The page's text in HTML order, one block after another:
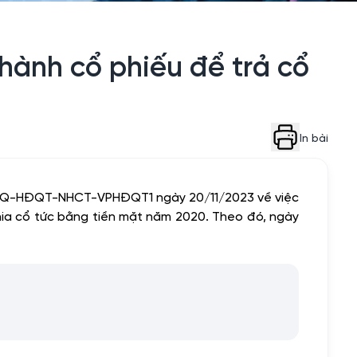
cổ phiếu để trả cổ
In bài
HĐQT-NHCT-VPHĐQT1 ngày 20/11/2023 về việc
cổ tức bằng tiền mặt năm 2020. Theo đó, ngày